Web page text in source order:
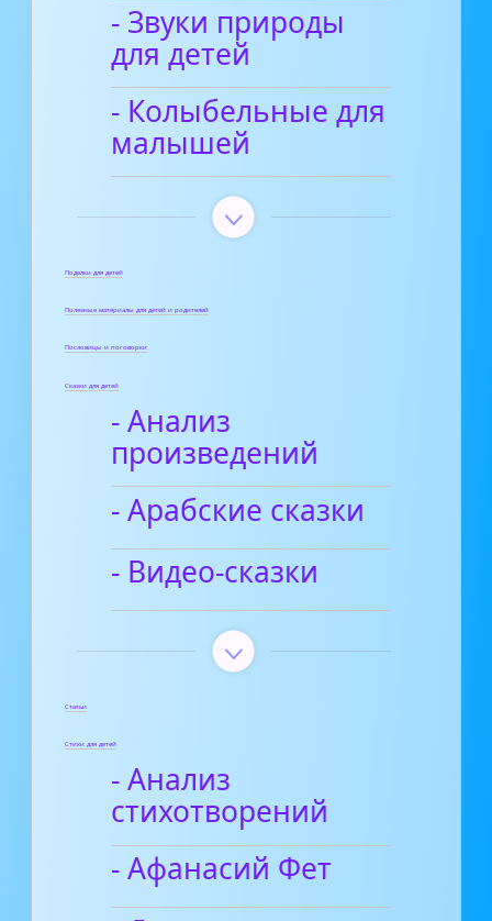
- Звуки природы
для детей
- Колыбельные для
малышей
Поделки для детей
Полезные материалы для детей и родителей
Пословицы и поговорки
Сказки для детей
- Анализ
произведений
- Арабские сказки
- Видео-сказки
Статьи
Стихи для детей
- Анализ
стихотворений
- Афанасий Фет